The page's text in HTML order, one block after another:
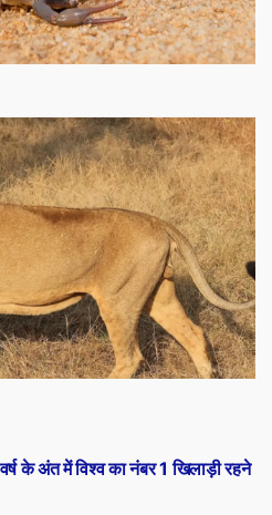
के अंत में विश्व का नंबर 1 खिलाड़ी रहने